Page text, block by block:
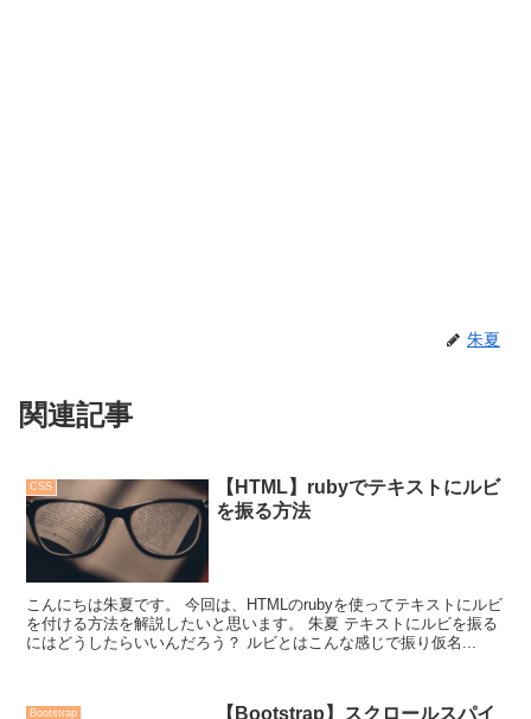
朱夏
関連記事
CSS
【HTML】rubyでテキストにルビ
を振る方法
こんにちは朱夏です。 今回は、HTMLのrubyを使ってテキストにルビ
を付ける方法を解説したいと思います。 朱夏 テキストにルビを振る
にはどうしたらいいんだろう？ ルビとはこんな感じで振り仮名...
Bootstrap
【Bootstrap】スクロールスパイ